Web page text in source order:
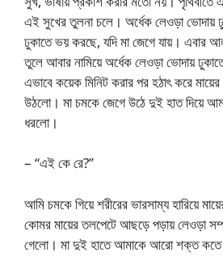
এই সুখের তুলনা চলে। অর্ধেক লেওড়া ভোদায়
ঢুকাতে ভয় করছে, যদি মা জেগে যায়। এবার
তুলে আবার নামিয়ে অর্ধেক লেওড়া ভোদায়
এভাবে কয়েক মিনিট করার পর হঠাৎ করে মায়ের
উঠলো। মা চমকে জেগে উঠে দুই হাত দিয়ে
ধরলো।
– “এই কে রে?”
আমি চমকে গিয়ে শরীরের ভারসাম্য হারিয়ে
কোমর মায়ের তলপেটে আছড়ে পড়ায় লেওড়া
গেলো। মা দুই হাতে আমাকে আরো শক্ত কতে